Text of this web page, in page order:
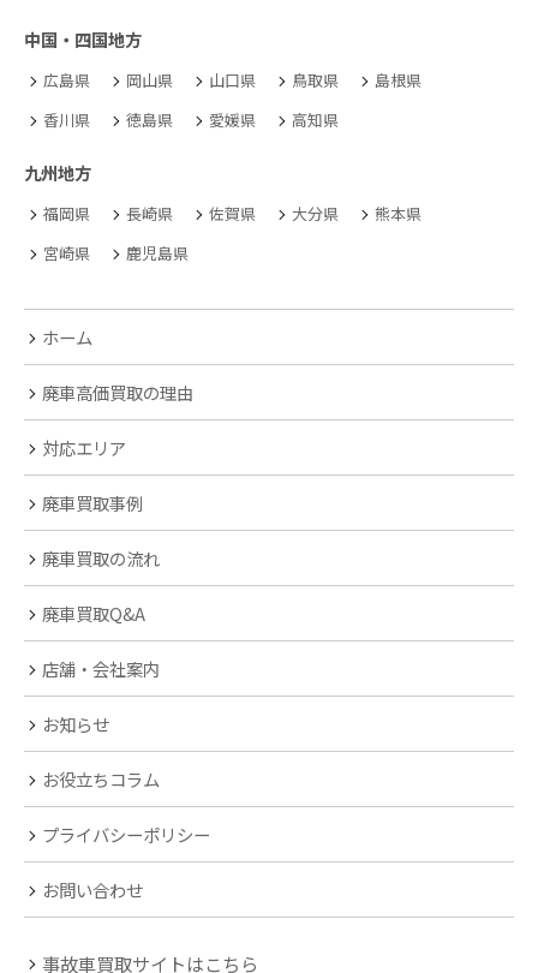
中国・四国地方
広島県 岡山県 山口県 鳥取県
島根県
香川県
徳島県 愛媛県 高知県
九州地方
福岡県 長崎県 佐賀県 大分県
熊本県
宮崎県
鹿児島県
ホーム
廃車高価買取の理由
対応エリア
廃車買取事例
廃車買取の流れ
廃車買取Q&A
店舗・会社案内
お知らせ
お役立ちコラム
プライバシーポリシー
お問い合わせ
事故車買取サイトはこちら